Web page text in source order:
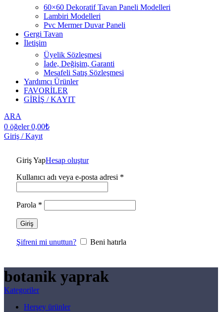
60×60 Dekoratif Tavan Paneli Modelleri
Lambiri Modelleri
Pvc Mermer Duvar Paneli
Gergi Tavan
İletişim
Üyelik Sözleşmesi
İade, Değişim, Garanti
Mesafeli Satış Sözleşmesi
Yardımcı Ürünler
FAVORİLER
GİRİŞ / KAYIT
ARA
0 öğeler 0,00₺
Giriş / Kayıt
Giriş YapHesap oluştur
Kullanıcı adı veya e-posta adresi *
Parola *
Giriş
Şifreni mi unuttun? Beni hatırla
botanik yaprak
Kategoriler
Herşey ürünler